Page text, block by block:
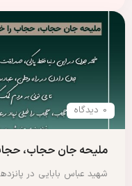
0 دیدگاه
ملیحه جان حجاب،
شهید عباس بابایی در پانزدهم مرداد